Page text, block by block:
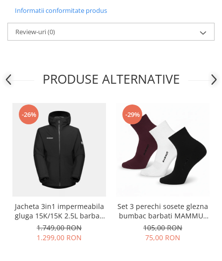
Informatii conformitate produs
Review-uri(0)
PRODUSE ALTERNATIVE
-26%
Jacheta 3in1 impermeabila
gluga 15K/15K 2.5L barbati
MAMMUT Alto Light HS
negru
1.749,00 RON
1.299,00 RON
-29%
Set 3 perechi sosete glezna
bumbac barbati MAMMUT
everyday alb-visiniu-negru
105,00 RON
75,00 RON